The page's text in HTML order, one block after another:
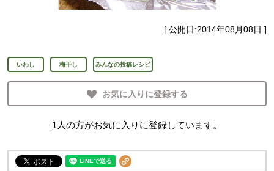
[ 公開日:2014年08月08日 ]
いわし 梅干し みんなの投稿レシピ
お気に入りに登録する
1 人の方がお気に入りに登録しています。